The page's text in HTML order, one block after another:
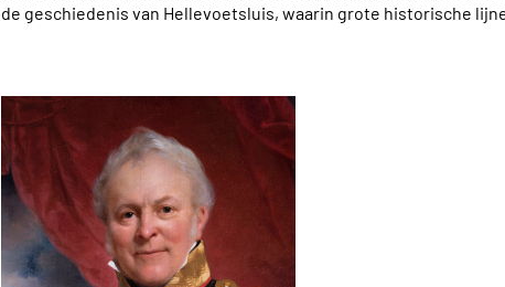
de geschiedenis van Hellevoetsluis, waarin grote historische